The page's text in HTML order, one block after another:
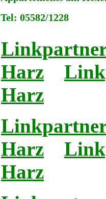
Tel: 05582/
Linkpartner
Harz
Harz
Linkpartner
Harz
Harz